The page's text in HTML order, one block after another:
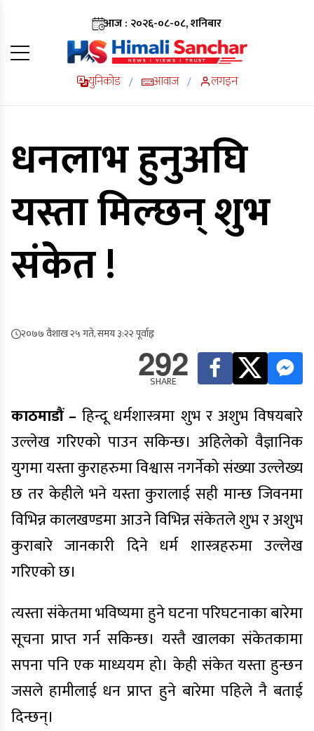
आज : २०२६-०८-०८, शनिबार
युनिकोड / आवाज / लगइन
धनलाभ हुनुअघि
यस्ता मिल्छन् शुभ
संकेत !
२०७७ वैशाख २५ गते, समय ३:२२ पूर्वाह्न
292
SHARE
काठमाडौं – हिन्दू धर्मशास्त्रमा शुभ र अशुभ विषयबारे
उल्लेख गरिएको पाउन सकिन्छ। अहिलेको वैज्ञानिक
युगमा यस्ता कुराहरुमा विश्वास नगर्नेको संख्या उल्लेख्य
छ तर केहीले भने यस्ता कुरालाई सही मान्छ जिवनमा
विभिन्न कालखण्डमा आउने विभिन्न संकेतले शुभ र अशुभ
कुराबारे जानकारी दिने धर्म शास्त्रहरुमा उल्लेख
गरिएको छ।
त्यस्ता संकेतमा भविष्यमा हुने घटना परिघटनाका बारेमा
सूचना प्राप्त गर्न सकिन्छ। यस्तै खालका संकेतकामा
सपना पनि एक माध्ययम हो। केही संकेत यस्ता हुन्छन
जसले हामीलाई धन प्राप्त हुने बारेमा पहिले नै बताई
दिन्छन्।